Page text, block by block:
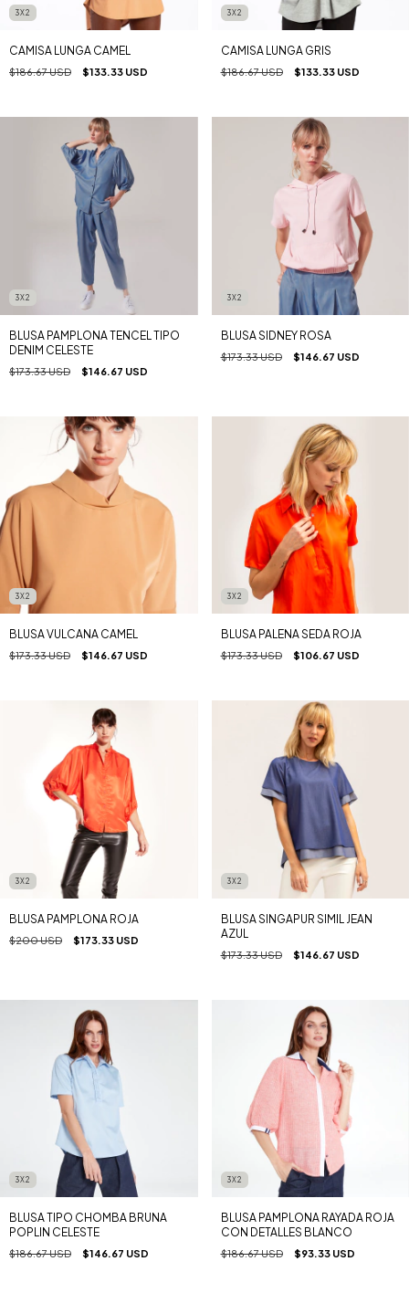
3X2
CAMISA LUNGA CAMEL
$186.67 USD $133.33 USD
3X2
CAMISA LUNGA GRIS
$186.67 USD $133.33 USD
3X2
BLUSA PAMPLONA TENCEL TIPO
DENIM CELESTE
$173.33 USD $146.67 USD
3X2
BLUSA SIDNEY ROSA
$173.33 USD $146.67 USD
3X2
BLUSA VULCANA CAMEL
$173.33 USD $146.67 USD
3X2
BLUSA PALENA SEDA ROJA
$173.33 USD $106.67 USD
3X2
BLUSA PAMPLONA ROJA
$200 USD $173.33 USD
3X2
BLUSA SINGAPUR SIMIL JEAN
AZUL
$173.33 USD $146.67 USD
3X2
BLUSA TIPO CHOMBA BRUNA
POPLIN CELESTE
$186.67 USD $146.67 USD
3X2
BLUSA PAMPLONA RAYADA ROJA
CON DETALLES BLANCO
$186.67 USD $93.33 USD